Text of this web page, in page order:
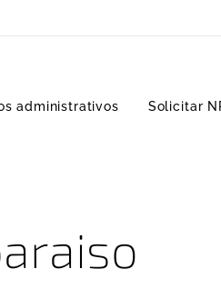
administrativos Solicitar